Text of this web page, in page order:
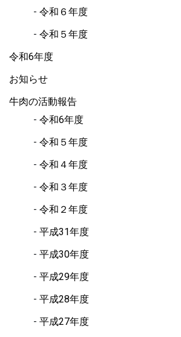
令和６年度
令和５年度
令和6年度
お知らせ
牛肉の活動報告
令和6年度
令和５年度
令和４年度
令和３年度
令和２年度
平成31年度
平成30年度
平成29年度
平成28年度
平成27年度